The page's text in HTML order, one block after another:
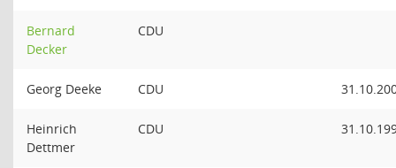
Bernard
Decker
CDU
Georg Deeke CDU
Heinrich
Dettmer
CDU